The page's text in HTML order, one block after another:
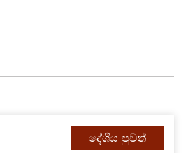
දේශීය පුවත්